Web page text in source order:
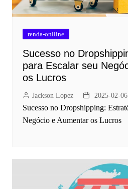
renda-onlline
Sucesso no
para Escalar seu
os Lucros
Jackson Lopez 2025-02-06
Sucesso no Dropshipping:
Negócio e Aumentar os Lucros